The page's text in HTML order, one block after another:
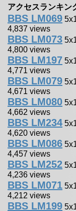
アクセスランキン
BBS LM069
4,837 views
BBS LM073
4,800 views
BBS LM197
4,771 views
BBS LM079
4,671 views
BBS LM080
4,662 views
BBS LM234
4,620 views
BBS LM086
4,457 views
BBS LM252
4,236 views
BBS LM071
4,212 views
BBS LM199